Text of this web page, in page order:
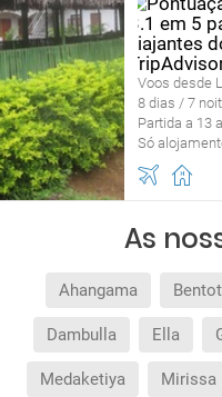
Voos desde
8 dias / 7
Partida a 13
Só
As
Ahangama
Dambulla Ella
Medaketiya Mirissa